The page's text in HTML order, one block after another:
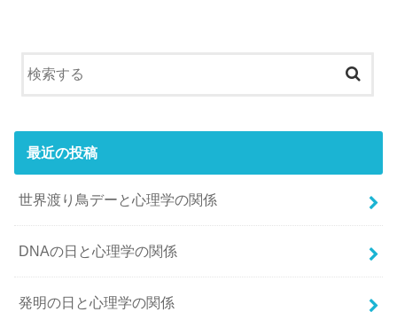
最近の投稿
世界渡り鳥デーと心理学の関係
DNAの日と心理学の関係
発明の日と心理学の関係